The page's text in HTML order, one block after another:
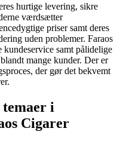
hurtige levering, sikre
værdsætter
priser samt deres
uden problemer. Faraos
samt pålidelige
mange kunder. Der er
der gør det bekvemt
temaer i
Cigarer